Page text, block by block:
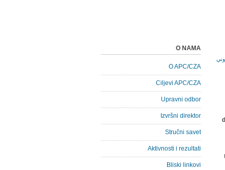
O NAMA
O APC/CZA
Ciljevi APC/CZA
Upravni odbor
Izvršni direktor
Stručni savet
Aktivnosti i rezultati
Bliski linkovi